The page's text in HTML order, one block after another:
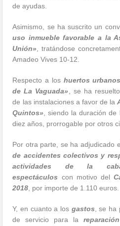
de ayudas.
Asimismo, se ha suscrito un
uso inmueble favorable a la
Unión» , tratándose
Amadeo Vives 10-12.
Respecto a los huertos
de La Vaguada» , se ha
de las instalaciones a favor de la
Quintos» , siendo la duración
diez años, prorrogable por otros
Por otra parte, se ha adjudicado
de accidentes colectivos y
actividades de la
espectáculos con motivo del
2018 , por importe de 1.110 euros.
Y, en cuanto a los gastos , se
de servicio para la